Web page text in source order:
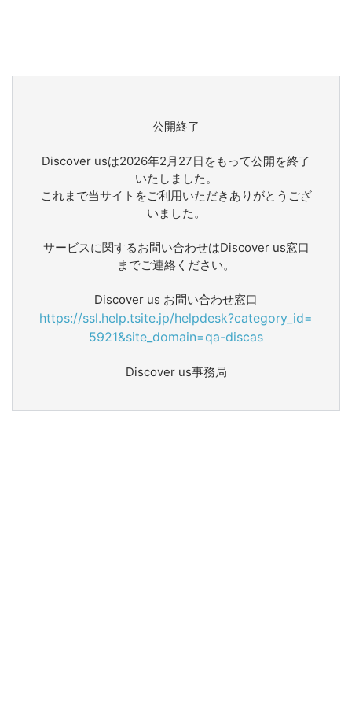
公開終了
Discover usは2026年2月27日をもって公開を終了
いたしました。
これまで当サイトをご利用いただきありがとうござ
いました。
サービスに関するお問い合わせはDiscover us窓口
までご連絡ください。
Discover us お問い合わせ窓口
https://ssl.help.tsite.jp/helpdesk?category_id=
5921&site_domain=qa-discas
Discover us事務局